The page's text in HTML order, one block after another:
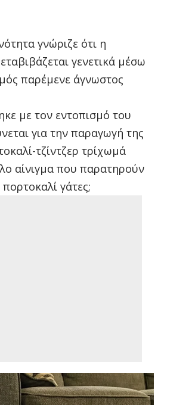
γνώριζε ότι η
γενετικά μέσω
παρέμενε άγνωστος
με τον εντοπισμό του
για την παραγωγή της
τζίντζερ τρίχωμά
αίνιγμα που παρατηρούν
γάτες;